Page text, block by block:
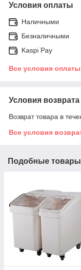
Условия оплаты
Наличными
Безналичными
Kaspi Pay
Все условия оплаты
Условия возврата
Возврат товара в
Все условия
Подобные